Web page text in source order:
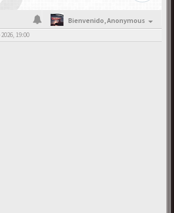
Bienvenido,Anonymous
19:00